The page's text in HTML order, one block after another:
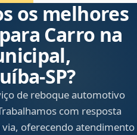
os melhores
Carro na
de reboque automotivo
com resposta
oferecendo atendimento